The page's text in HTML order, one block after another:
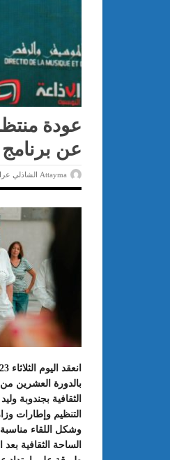
عودة
عن
Attayma الشاذلي عرايبية
الثقافية بجندوبة
التنظيم وإطارات
وشكل اللقاء
الساحة الثقافية
عبد
الدورة 24 للمعرض الجامعي تحت
إلى التميّز”